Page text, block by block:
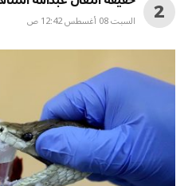
السبت 08 أغسطس 12:42 ص